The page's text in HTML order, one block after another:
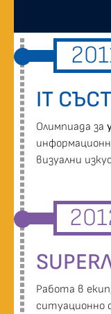
IT
Oлимпиада за
визуални
Работа в
ситуационно